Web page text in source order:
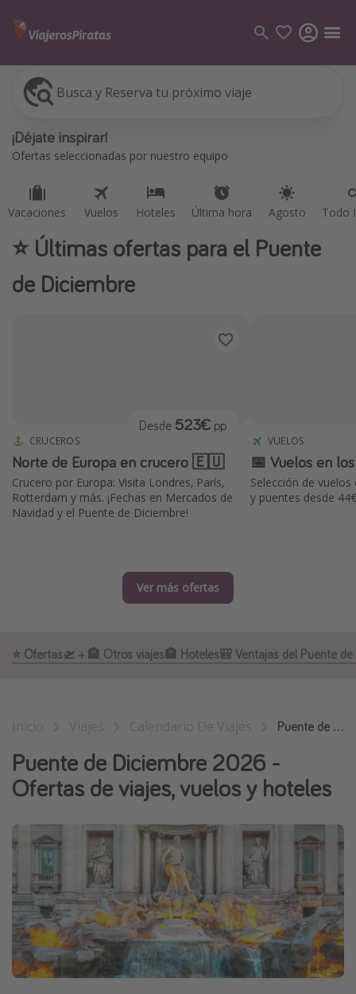
Busca y Reserva tu próximo viaje
¡Déjate inspirar!
Ofertas seleccionadas por nuestro equipo
Vacaciones Vuelos Hoteles Última hora Agosto Todo
Vacaciones
Vuelos
Viajes
Tailandia
Maldivas
Albania
Viajar sola como mujer
Viajes para singles
Escapadas románticas
Más temas
Trabajar en el extranjero
Cruceros por el Mediterráneo
Hoteles más hot de España
Guía de equipaje de mano
Parques de atracciones
⭐️ Últimas ofertas para el Puente
de Diciembre
CRUCEROS
Norte de Europa en crucero 🇪🇺
Crucero por Europa: Visita Londres, París,
Rotterdam y más. ¡Fechas en Mercados de
Navidad y el Puente de Diciembre!
Desde 523€ pp
VUELOS
📅 Vuelos en
Selección de
y puentes desde
Ver más ofertas
⭐️ Ofertas🛫 + 🏨 Otros viajes🏨 Hoteles🎒 Ventajas del Puente
Puente de Diciembre
Puente de Diciembre 2026 -
Ofertas de viajes, vuelos y hoteles